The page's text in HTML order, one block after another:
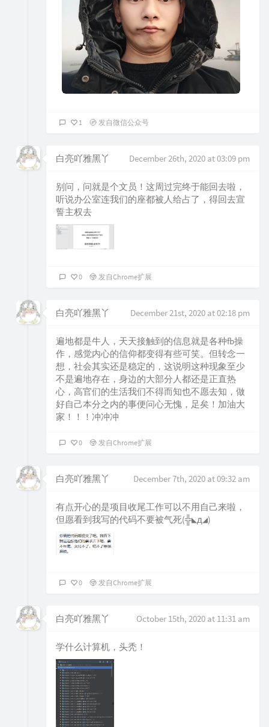
1 发自微信公众号
白亮吖雅黑丫 December 26th, 2020 at 03:09 pm
别问，问就是个文员！这周过完终于能回去啦，
听说办公室连我们的座都被人给占了，得回去宣
誓主权去
0 发自Chrome扩展
白亮吖雅黑丫 December 21st, 2020 at 02:18 pm
遍地都是牛人，天天接触到的信息就是各种fb操
作，感觉内心的信仰都变得有些可笑。但转念一
想，社会其实还是稳定的，这说明这种现象至少
不是遍地存在，身边的大部分人都还是正直热
心，高官们的生活我们不得而知也不愿去知，做
好自己本分之内的事便问心无愧，足矣！加油大
家！！！冲冲冲
0 发自Chrome扩展
白亮吖雅黑丫 December 7th, 2020 at 09:32 am
有点开心的是项目收尾工作可以不用自己来啦，
但愿看到我写的代码不要被气死(╬◣д◢)
0 发自Chrome扩展
白亮吖雅黑丫 October 15th, 2020 at 11:31 am
学什么计算机，头秃！